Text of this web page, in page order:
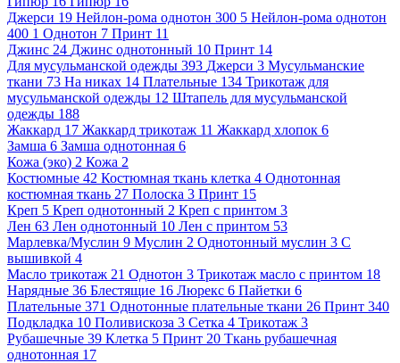
Джерси 19 Нейлон-рома однотон 300 5 Нейлон-рома однотон
400 1 Однотон 7 Принт 11
Джинс 24 Джинс однотонный 10 Принт 14
Для мусульманской одежды 393 Джерси 3 Мусульманские
ткани 73 На никах 14 Плательные 134 Трикотаж для
мусульманской одежды 12 Штапель для мусульманской
одежды 188
Жаккард 17 Жаккард трикотаж 11 Жаккард хлопок 6
Замша 6 Замша однотонная 6
Кожа (эко) 2 Кожа 2
Костюмные 42 Костюмная ткань клетка 4 Однотонная
костюмная ткань 27 Полоска 3 Принт 15
Креп 5 Креп однотонный 2 Креп с принтом 3
Лен 63 Лен однотонный 10 Лен с принтом 53
Марлевка/Муслин 9 Муслин 2 Однотонный муслин 3 С
вышивкой 4
Масло трикотаж 21 Однотон 3 Трикотаж масло с принтом 18
Нарядные 36 Блестящие 16 Люрекс 6 Пайетки 6
Плательные 371 Однотонные плательные ткани 26 Принт 340
Подкладка 10 Поливискоза 3 Сетка 4 Трикотаж 3
Рубашечные 39 Клетка 5 Принт 20 Ткань рубашечная
однотонная 17